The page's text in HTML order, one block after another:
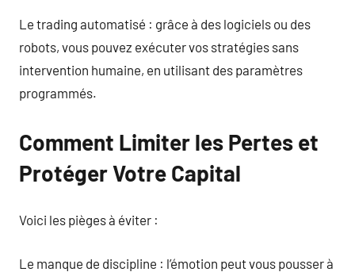
Le trading automatisé : grâce à des logiciels ou des
robots, vous pouvez exécuter vos stratégies sans
intervention humaine, en utilisant des paramètres
programmés.
Comment Limiter les Pertes et
Protéger Votre Capital
Voici les pièges à éviter :
Le manque de discipline : l’émotion peut vous pousser à